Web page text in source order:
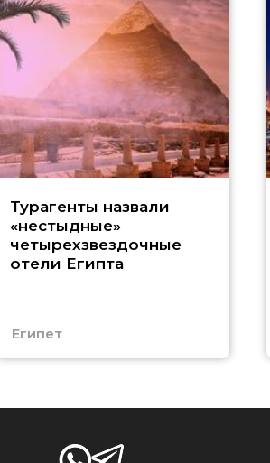
Турагенты назвали
«нестыдные»
четырехзвездочные
отели Египта
Египет